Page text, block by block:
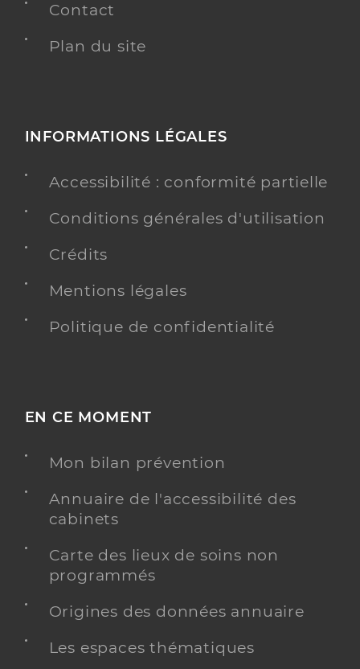
Contact
Plan du site
INFORMATIONS LÉGALES
Accessibilité : conformité partielle
Conditions générales d'utilisation
Crédits
Mentions légales
Politique de confidentialité
EN CE MOMENT
Mon bilan prévention
Annuaire de l'accessibilité des
cabinets
Carte des lieux de soins non
programmés
Origines des données annuaire
Les espaces thématiques